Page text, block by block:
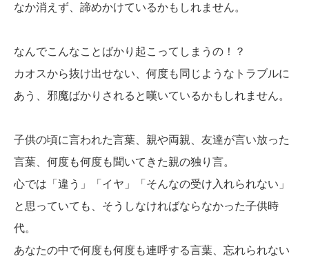
なか消えず、諦めかけているかもしれません。
なんでこんなことばかり起こってしまうの！？
カオスから抜け出せない、何度も同じようなトラブルに
あう、邪魔ばかりされると嘆いているかもしれません。
子供の頃に言われた言葉、親や両親、友達が言い放った
言葉、何度も何度も聞いてきた親の独り言。
心では「違う」「イヤ」「そんなの受け入れられない」
と思っていても、そうしなければならなかった子供時
代。
あなたの中で何度も何度も連呼する言葉、忘れられない